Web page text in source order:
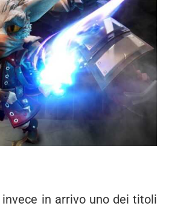
in arrivo uno dei titoli